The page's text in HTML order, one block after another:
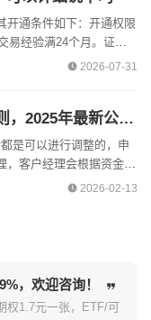
开通条件如下：开通权限
易经验满24个月。证券
，如您的资...
2026-07-31
一分钟说明白etf收费标准和交易规则，2025年最新公布！
是可以进行调整的，申
，客户经理会根据资金
、线下办理，开...2026-02-13
，欢迎咨询！
权1.7元一张，ETF/可